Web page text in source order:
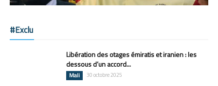
#Exclu
Libération des otages émiratis et iranien : les
dessous d’un accord...
Mali 30 octobre 2025